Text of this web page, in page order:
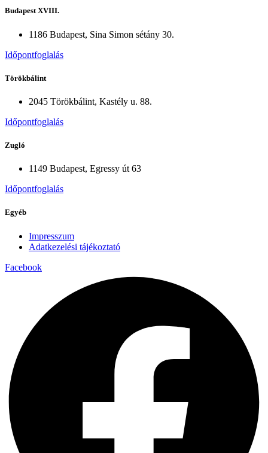
Budapest XVIII.
1186 Budapest, Sina Simon sétány 30.
Időpontfoglalás
Törökbálint
2045 Törökbálint, Kastély u. 88.
Időpontfoglalás
Zugló
1149 Budapest, Egressy út 63
Időpontfoglalás
Egyéb
Impresszum
Adatkezelési tájékoztató
Facebook